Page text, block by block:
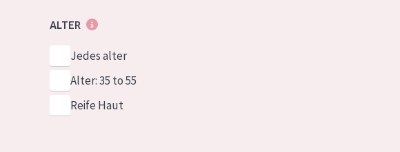
ALTER
Jedes alter
Alter: 35 to 55
Reife Haut